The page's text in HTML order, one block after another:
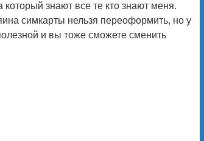
знают все те кто знают меня.
симкарты нельзя переоформить, но у
и вы тоже сможете сменить